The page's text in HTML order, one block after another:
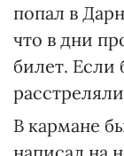
попал в
что в дни
билет. Если
В кармане